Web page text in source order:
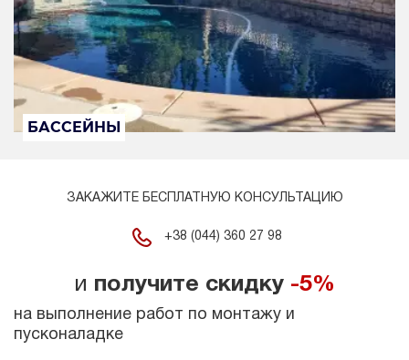
БАССЕЙНЫ
ЗАКАЖИТЕ БЕСПЛАТНУЮ КОНСУЛЬТАЦИЮ
+38 (044) 360 27 98
и получите скидку -5%
на выполнение работ по монтажу и
пусконаладке